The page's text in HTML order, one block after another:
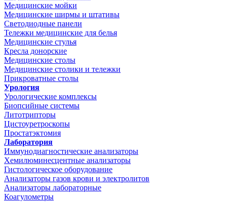
Медицинские мойки
Медицинские ширмы и штативы
Светодиодные панели
Тележки медицинские для белья
Медицинские стулья
Кресла донорские
Медицинские столы
Медицинские столики и тележки
Прикроватные столы
Урология
Урологические комплексы
Биопсийные системы
Литотрипторы
Цистоуретроскопы
Простатэктомия
Лаборатория
Иммунодиагностические анализаторы
Хемилюминесцентные анализаторы
Гистологическое оборудование
Анализаторы газов крови и электролитов
Анализаторы лабораторные
Коагулометры